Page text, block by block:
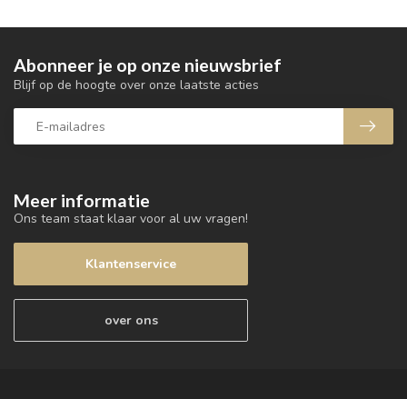
Meer informatie
Ons team staat klaar voor al uw vragen!
Klantenservice
over ons
Abonneer je op onze nieuwsbrief
Blijf op de hoogte over onze laatste acties